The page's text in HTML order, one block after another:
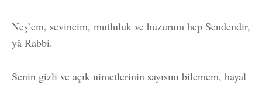
Neş’em, sevincim, mutluluk ve huzurum hep Sendendir,
yâ Rabbi.
Senin gizli ve açık nimetlerinin sayısını bilemem, hayal